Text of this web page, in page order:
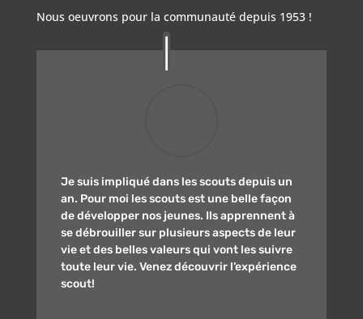
Nous oeuvrons pour la communauté depuis 1953 !
Je suis impliqué dans les scouts depuis un
an. Pour moi les scouts est une belle façon
de développer nos jeunes. Ils apprennent à
se débrouiller sur plusieurs aspects de leur
vie et des belles valeurs qui vont les suivre
toute leur vie. Venez découvrir l’expérience
scout!